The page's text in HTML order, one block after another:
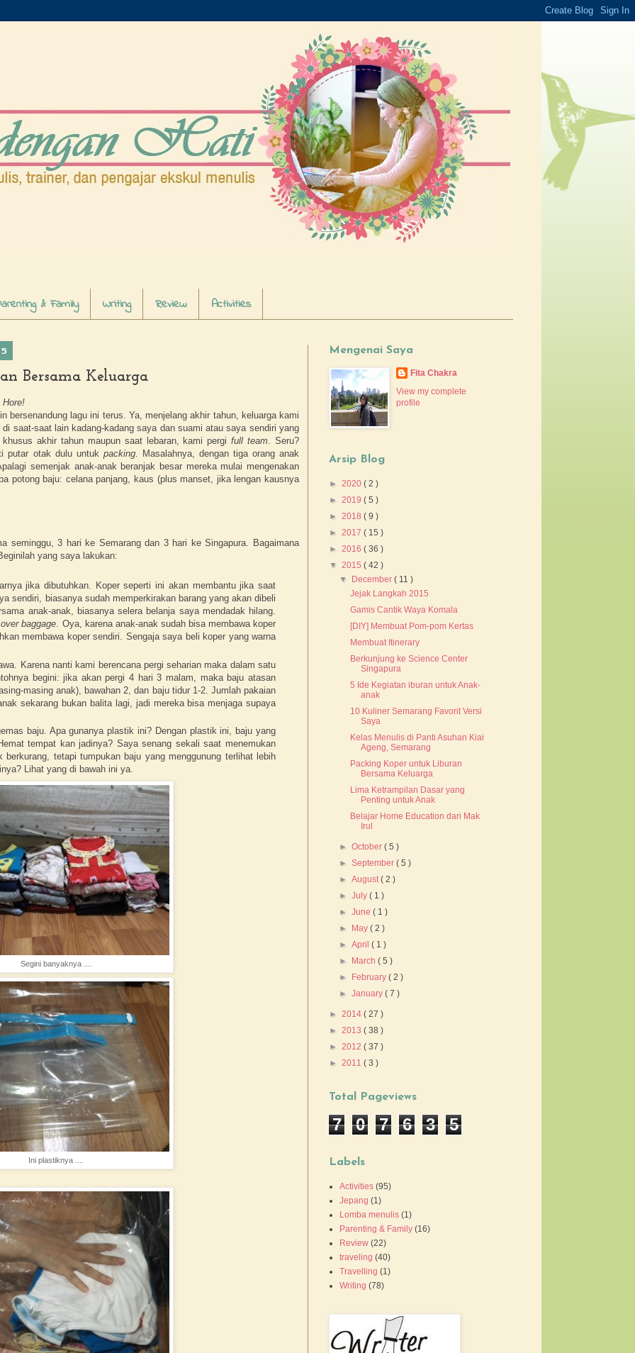
& Family Writing Review Activities
Bersama Keluarga
bersenandung lagu ini terus. Ya, menjelang akhir tahun, keluarga kami
saat-saat lain kadang-kadang saya dan suami atau saya sendiri yang
khusus akhir tahun maupun saat lebaran, kami pergifull team . Seru?
putar otak dulu untuk packing. Masalahnya, dengan tiga orang anak
semenjak anak-anak beranjak besar mereka mulai mengenakan
potong baju: celana panjang, kaus (plus manset, jika lengan kausnya
seminggu, 3 hari ke Semarang dan 3 hari ke Singapura. Bagaimana
yang saya lakukan:
jika dibutuhkan. Koper seperti ini akan membantu jika saat
sendiri, biasanya sudah memperkirakan barang yang akan dibeli
anak-anak, biasanya selera belanja saya mendadak hilang.
over baggage. Oya, karena anak-anak sudah bisa membawa koper
membawa koper sendiri. Sengaja saya beli koper yang warna
Karena nanti kami berencana pergi seharian maka dalam satu
begini: jika akan pergi 4 hari 3 malam, maka baju atasan
masing anak), bawahan 2, dan baju tidur 1-2. Jumlah pakaian
sekarang bukan balita lagi, jadi mereka bisa menjaga supaya
baju. Apa gunanya plastik ini? Dengan plastik ini, baju yang
tempat kan jadinya? Saya senang sekali saat menemukan
tetapi tumpukan baju yang menggunung terlihat lebih
Lihat yang di bawah ini ya.
Segini banyaknya ....
Ini plastiknya ....
Mengenai Saya
Fita Chakra
View my complete
profile
Arsip Blog
► 2020 ( 2 )
► 2019 ( 5 )
► 2018 ( 9 )
► 2017 ( 15 )
► 2016 ( 36 )
▼ 2015 ( 42 )
▼
December( 11 )
Jejak Langkah 2015
Gamis Cantik Waya Komala
[DIY] Membuat Pom-pom Kertas
Membuat Itinerary
Berkunjung ke Science Center
Singapura
5 Ide Kegiatan iburan untuk Anak-
anak
10 Kuliner Semarang Favorit Versi
Saya
Kelas Menulis di Panti Asuhan Kiai
Ageng, Semarang
Packing Koper untuk Liburan
Bersama Keluarga
Lima Ketrampilan Dasar yang
Penting untuk Anak
Belajar Home Education dari Mak
Irul
►October( 5 )
►September( 5 )
►August( 2 )
►July( 1 )
►June( 1 )
►
May( 2 )
►April( 1 )
►
March( 5 )
►
February( 2 )
►January( 7 )
► 2014 ( 27 )
► 2013 ( 38 )
► 2012 ( 37 )
► 2011 ( 3 )
Total Pageviews
7 0 7 6 3 5
Labels
Activities (95)
Jepang (1)
Lomba menulis (1)
Parenting & Family (16)
Review (22)
traveling (40)
Travelling (1)
Writing (78)